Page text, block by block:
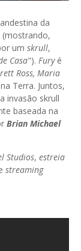
da
(mostrando,
um skrull,
Casa"). Fury é
Ross, Maria
Terra. Juntos,
invasão skrull
baseada na
Brian Michael
Studios, estreia
streaming